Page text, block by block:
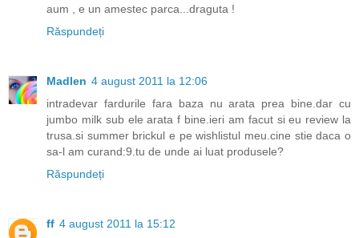
aum , e un amestec parca...draguta !
Răspundeți
Madlen 4 august 2011 la 12:06
intradevar fardurile fara baza nu arata prea bine.dar cu
jumbo milk sub ele arata f bine.ieri am facut si eu review la
trusa.si summer brickul e pe wishlistul meu.cine stie daca o
sa-l am curand:9.tu de unde ai luat produsele?
Răspundeți
ff 4 august 2011 la 15:12